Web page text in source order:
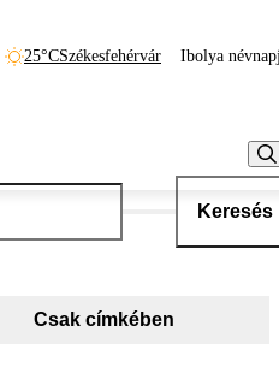
25°CSzékesfehérvár Ibolya
Keresés
Csak címkében